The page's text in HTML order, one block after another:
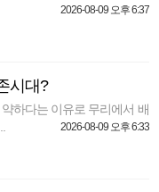
2026-08-09 오후 6:37
시대?
하다는 이유로 무리에서 배
2026-08-09 오후 6:33